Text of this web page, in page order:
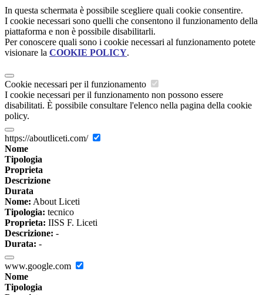
In questa schermata è possibile scegliere quali cookie consentire.
I cookie necessari sono quelli che consentono il funzionamento della
piattaforma e non è possibile disabilitarli.
Per conoscere quali sono i cookie necessari al funzionamento potete
visionare la COOKIE POLICY.
Cookie necessari per il funzionamento
I cookie necessari per il funzionamento non possono essere
disabilitati. È possibile consultare l'elenco nella pagina della cookie
policy.
https://aboutliceti.com/
Nome
Tipologia
Proprieta
Descrizione
Durata
Nome: About Liceti
Tipologia: tecnico
Proprieta: IISS F. Liceti
Descrizione: -
Durata: -
www.google.com
Nome
Tipologia